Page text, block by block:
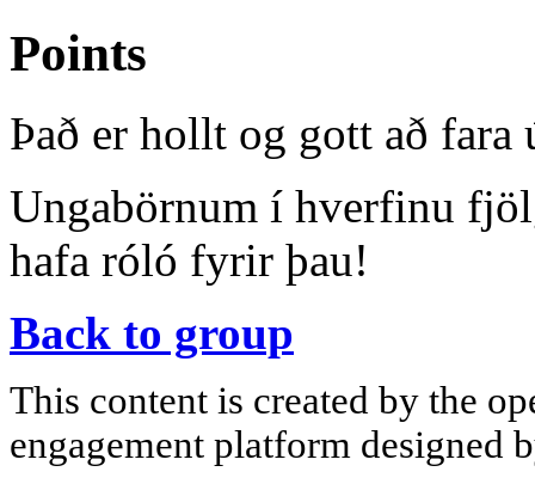
Points
Það er hollt og gott að fara
Ungabörnum í hverfinu
hafa róló fyrir þau!
Back to group
This content is created by the
engagement platform designed